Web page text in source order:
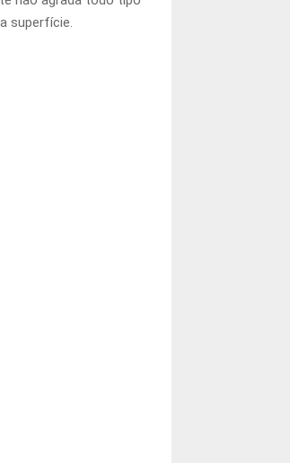
superfície.